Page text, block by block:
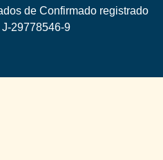
de Confirmado registrado
29778546-9